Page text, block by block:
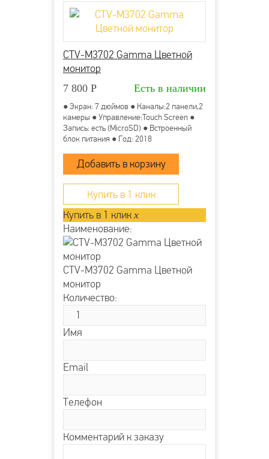
CTV-M3702 Gamma Цветной
монитор
7 800 Р Есть в наличии
● Экран: 7 дюймов ● Каналы:2 панели,2
камеры ● Управление:Touch Screen ●
Запись: есть (MicroSD) ● Встроенный
блок питания ● Год: 2018
Купить в 1 клик
Купить в 1 клик x
Наименование:
CTV-M3702 Gamma Цветной
монитор
Количество:
Имя
Email
Телефон
Комментарий к заказу